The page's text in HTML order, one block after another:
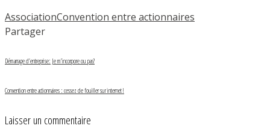
AssociationConvention entre actionnaires
Partager
Démarrage d’entreprise: Je m’incorpore ou pas?
Convention entre actionnaires : cessez de fouiller sur internet !
Laisser un commentaire